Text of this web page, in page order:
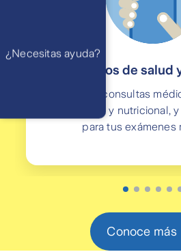
Servicios de salud
Accede a consultas
psicológica y nutricional,
para tus exámenes
Conoce más
¿Necesitas ayuda?
WhatsApp
Atención 24